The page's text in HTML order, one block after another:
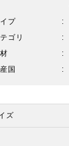
プ
ゴリ
国
ズ